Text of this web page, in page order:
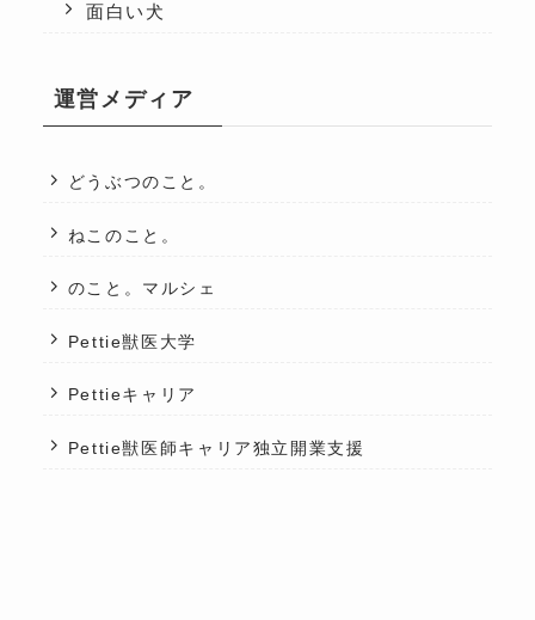
面白い犬
運営メディア
どうぶつのこと。
ねこのこと。
のこと。マルシェ
Pettie獣医大学
Pettieキャリア
Pettie獣医師キャリア独立開業支援